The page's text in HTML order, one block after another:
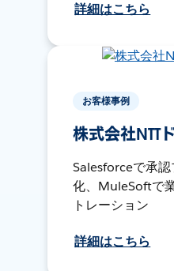
詳細はこちら
お客様事例
株式会社NTT
Salesforceで承
化、MuleSoftで
トレーション
詳細はこちら